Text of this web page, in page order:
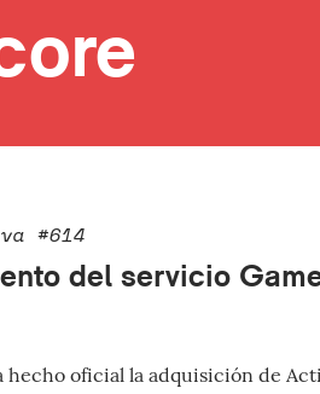
#614
del servicio
hecho oficial la adquisición de